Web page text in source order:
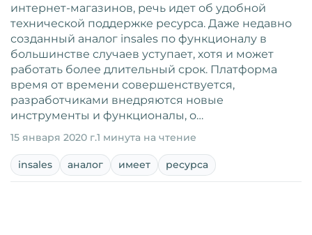
интернет-магазинов, речь идет об удобной
технической поддержке ресурса. Даже недавно
созданный аналог insales по функционалу в
большинстве случаев уступает, хотя и может
работать более длительный срок. Платформа
время от времени совершенствуется,
разработчиками внедряются новые
инструменты и функционалы, о…
15 января 2020 г.1 минута на чтение
insales аналог имеет ресурса